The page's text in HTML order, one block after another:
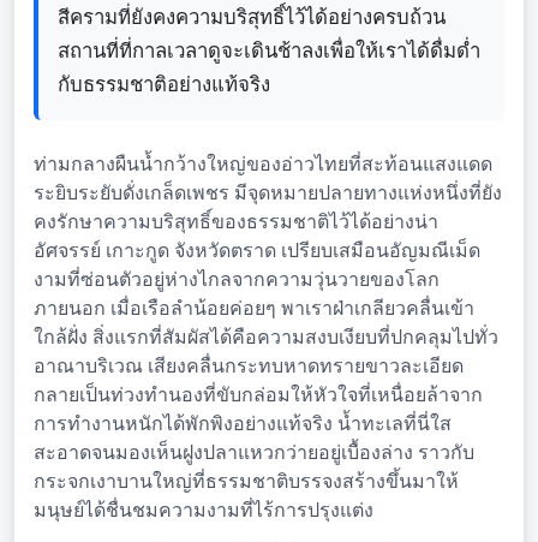
สีครามที่ยังคงความบริสุทธิ์ไว้ได้อย่างครบถ้วน
สถานที่ที่กาลเวลาดูจะเดินช้าลงเพื่อให้เราได้ดื่มด่ำ
กับธรรมชาติอย่างแท้จริง
ท่ามกลางผืนน้ำกว้างใหญ่ของอ่าวไทยที่สะท้อนแสงแดด
ระยิบระยับดั่งเกล็ดเพชร มีจุดหมายปลายทางแห่งหนึ่งที่ยัง
คงรักษาความบริสุทธิ์ของธรรมชาติไว้ได้อย่างน่า
อัศจรรย์ เกาะกูด จังหวัดตราด เปรียบเสมือนอัญมณีเม็ด
งามที่ซ่อนตัวอยู่ห่างไกลจากความวุ่นวายของโลก
ภายนอก เมื่อเรือลำน้อยค่อยๆ พาเราฝ่าเกลียวคลื่นเข้า
ใกล้ฝั่ง สิ่งแรกที่สัมผัสได้คือความสงบเงียบที่ปกคลุมไปทั่ว
อาณาบริเวณ เสียงคลื่นกระทบหาดทรายขาวละเอียด
กลายเป็นท่วงทำนองที่ขับกล่อมให้หัวใจที่เหนื่อยล้าจาก
การทำงานหนักได้พักพิงอย่างแท้จริง น้ำทะเลที่นี่ใส
สะอาดจนมองเห็นฝูงปลาแหวกว่ายอยู่เบื้องล่าง ราวกับ
กระจกเงาบานใหญ่ที่ธรรมชาติบรรจงสร้างขึ้นมาให้
มนุษย์ได้ชื่นชมความงามที่ไร้การปรุงแต่ง